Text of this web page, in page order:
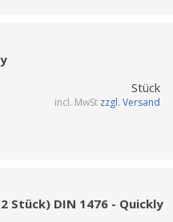
Stück
incl. MwSt zzgl. Versand
Stück) DIN 1476 - Quickly